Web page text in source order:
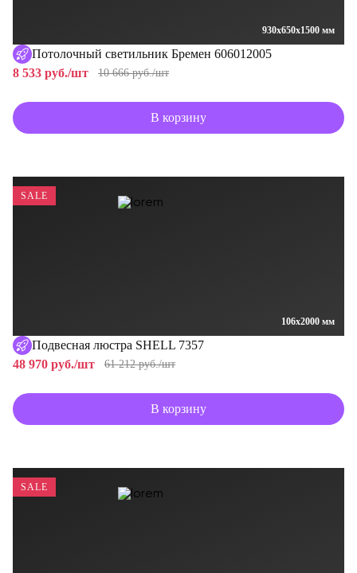
930x650x1500 мм
Потолочный светильник Бремен 606012005
8 533 руб./шт
10 666 руб./шт
В корзину
106x2000 мм
SALE
Подвесная люстра SHELL 7357
48 970 руб./шт
61 212 руб./шт
В корзину
SALE